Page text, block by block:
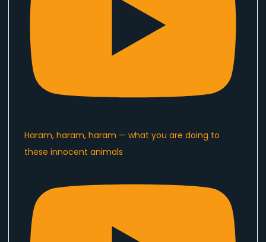
Haram, haram, haram — what you are doing to
these innocent animals